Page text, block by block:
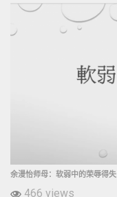
余漫怡师母：软弱中的荣辱得失
466 views